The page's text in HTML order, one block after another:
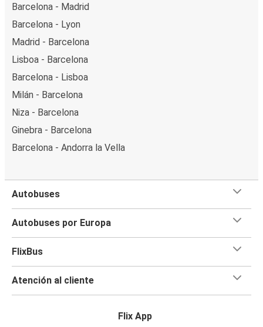
Barcelona - Madrid
Barcelona - Lyon
Madrid - Barcelona
Lisboa - Barcelona
Barcelona - Lisboa
Milán - Barcelona
Niza - Barcelona
Ginebra - Barcelona
Barcelona - Andorra la Vella
Autobuses
Autobuses por Europa
FlixBus
Atención al cliente
Flix App